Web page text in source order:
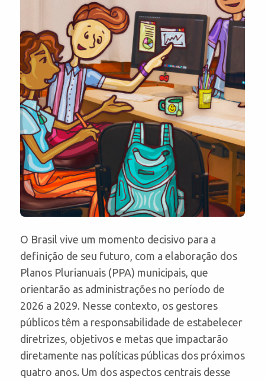
O Brasil vive um momento decisivo para a
definição de seu futuro, com a elaboração dos
Planos Plurianuais (PPA) municipais, que
orientarão as administrações no período de
2026 a 2029. Nesse contexto, os gestores
públicos têm a responsabilidade de estabelecer
diretrizes, objetivos e metas que impactarão
diretamente nas políticas públicas dos próximos
quatro anos. Um dos aspectos centrais desse